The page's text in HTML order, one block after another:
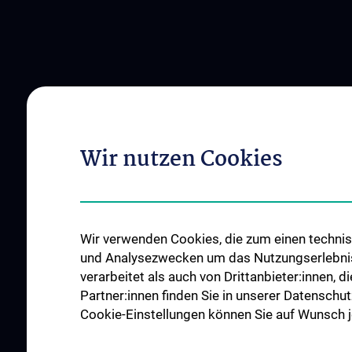
Wir nutzen Cookies
Wir verwenden Cookies, die zum einen
und Analysezwecken um das
verarbeitet als auch von Drittanbieter:innen,
Partner:innen finden Sie in unserer
Cookie-Einstellungen können Sie auf